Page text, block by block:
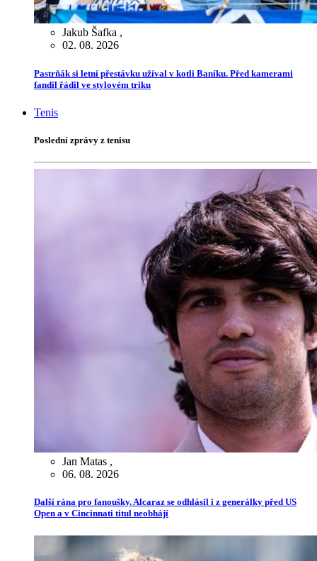
Jakub Šafka ,
02. 08. 2026
Pastrňák si letní přestávku užíval v kotli Baníku. Před kamerami
fandil řádil ve stylovém triku
Tenis
Poslední zprávy z tenisu
Jan Matas ,
06. 08. 2026
Další rána pro fanoušky. Alcaraz se odhlásil i z generálky před US
Open a v Cincinnati titul neobhájí